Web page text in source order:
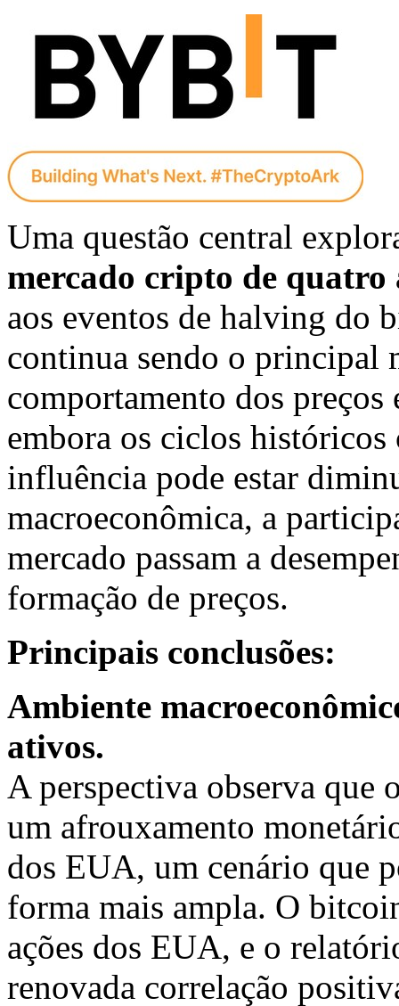
Uma questão central
mercado cripto de quatro
aos eventos de halving do
continua sendo o principal
comportamento dos preços
embora os ciclos
influência pode estar
macroeconômica, a
mercado passam a
formação de preços.
Principais conclusões:
Ambiente
ativos.
A perspectiva observa que
um afrouxamento
dos EUA, um cenário que
forma mais ampla. O
ações dos EUA, e o
renovada correlação